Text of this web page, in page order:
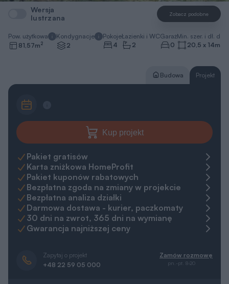
Wersja
lustrzana
Zobacz podobne
Pow. użytkowa
81,57m2
Kondygnacje
2
Pokoje
4
Łazienki i WC
2
Garaż
0
Min. szer. i dł.
20,5 x 14m
Budowa Projekt
Kup projekt
Pakiet gratisów
Karta zniżkowa HomeProfit
Pakiet kuponów rabatowych
Bezpłatna zgoda na zmiany w projekcie
Bezpłatna analiza działki
Darmowa dostawa - kurier, paczkomaty
30 dni na zwrot, 365 dni na wymianę
Gwarancja najniższej ceny
Zapytaj o projekt
+48 22 59 05 000
Zamów rozmowę
pn.-pt. 8-20